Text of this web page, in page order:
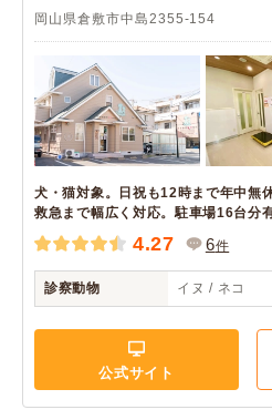
岡山県倉敷市中島2355-154
犬・猫対象。日祝も12時まで年中無
救急まで幅広く対応。駐車場16台分有
4.27 6件
診察動物 イヌ / ネコ
公式サイト